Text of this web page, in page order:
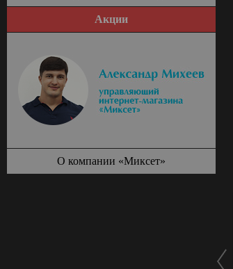
Акции
О компании «Миксет»